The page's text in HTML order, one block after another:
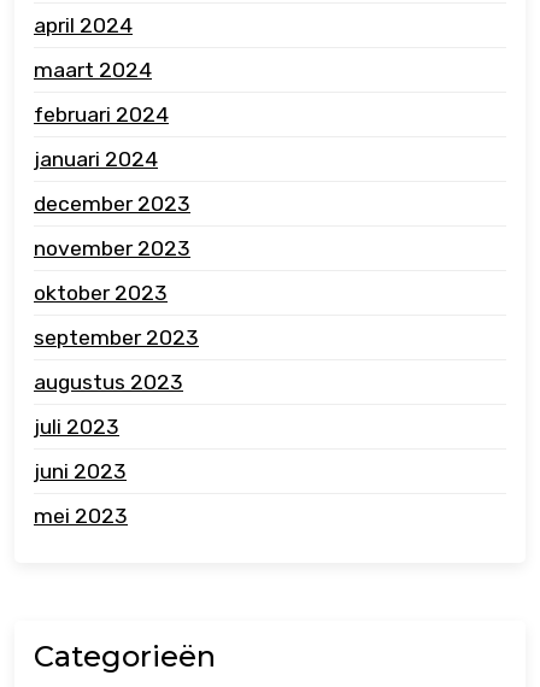
april 2024
maart 2024
februari 2024
januari 2024
december 2023
november 2023
oktober 2023
september 2023
augustus 2023
juli 2023
juni 2023
mei 2023
Categorieën